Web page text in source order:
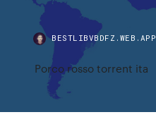
BESTLIBVBDFZ.WEB.APP
Porco rosso torrent ita